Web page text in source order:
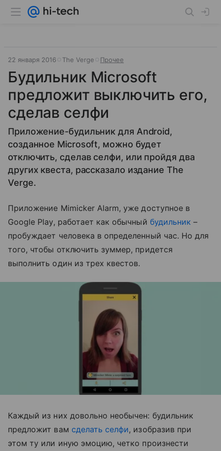
22 января 2016 The Verge Прочее
Будильник Microsoft
предложит выключить его,
сделав селфи
Приложение-будильник для Android,
созданное Microsoft, можно будет
отключить, сделав селфи, или пройдя два
других квеста, рассказало издание The
Verge.
Приложение Mimicker Alarm, уже доступное в
Google Play, работает как обычный будильник –
пробуждает человека в определенный час. Но для
того, чтобы отключить зуммер, придется
выполнить один из трех квестов.
Каждый из них довольно необычен: будильник
предложит вам сделать селфи, изобразив при
этом ту или иную эмоцию, четко произнести